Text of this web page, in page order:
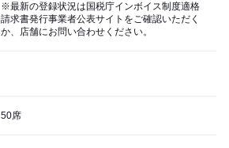
※最新の登録状況は国税庁インボイス制度適格
請求書発行事業者公表サイトをご確認いただく
か、店舗にお問い合わせください。
50席